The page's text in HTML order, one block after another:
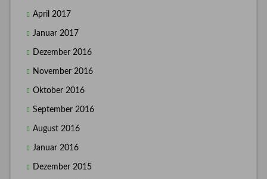
April 2017
Januar 2017
Dezember 2016
November 2016
Oktober 2016
September 2016
August 2016
Januar 2016
Dezember 2015